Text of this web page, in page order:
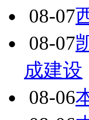
08-07
08-07
成建设
08-06